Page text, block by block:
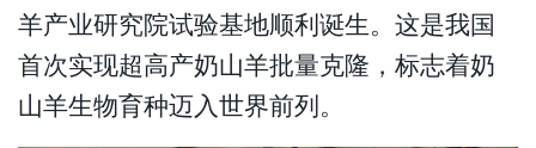
羊产业研究院试验基地顺利诞生。这是我国
首次实现超高产奶山羊批量克隆 ，标志着奶
山羊生物育种迈入世界前列。